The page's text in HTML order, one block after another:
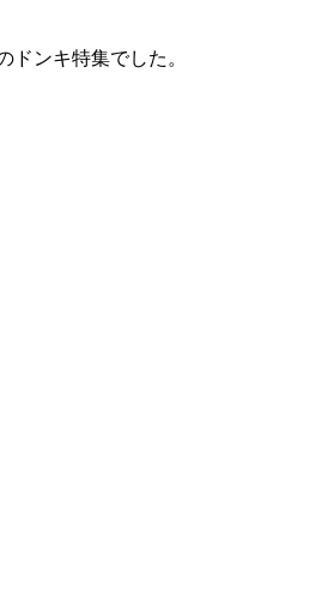
ドンキ特集でした。